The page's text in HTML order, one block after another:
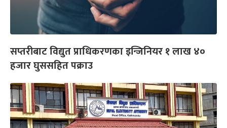
सप्तरीबाट विद्युत प्राधिकरणका इन्जिनियर १ लाख ४०
हजार घुससहित पक्राउ